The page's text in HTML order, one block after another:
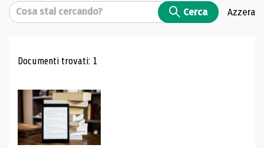
Cerca Cerca Azzera
Risultati di ricerca
Documenti trovati: 1